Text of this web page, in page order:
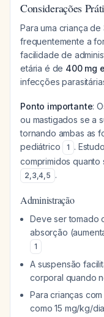
Considerações
Para uma criança
frequentemente a
facilidade de
etária é de 400 mg
infecções
Ponto importante:
ou mastigados se a
tornando ambas as
pediátrico
1 .
comprimidos
2,3,4,5 .
Administração
Deve ser tomado
absorção
1
A suspensão
corporal quando
Para crianças
como 15 mg/kg/